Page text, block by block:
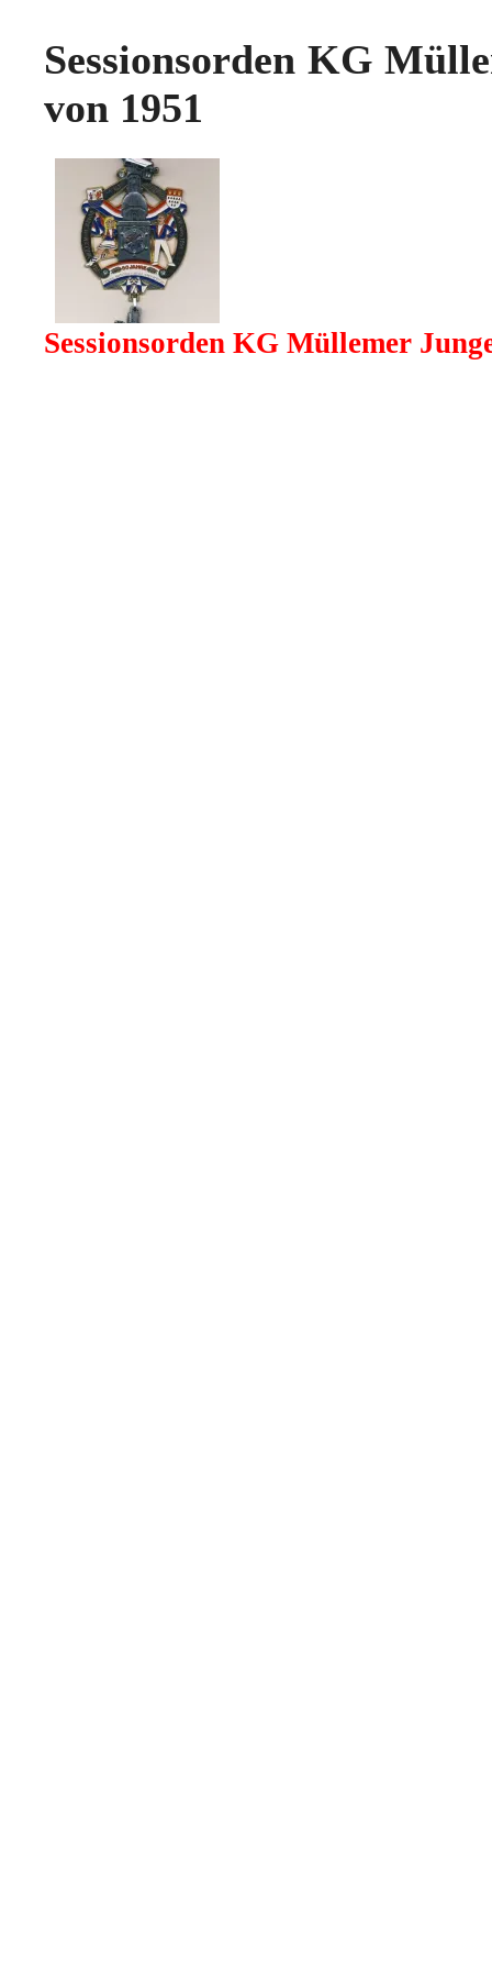
Sessionsorden KG
von 1951
Sessionsorden KG Müllemer